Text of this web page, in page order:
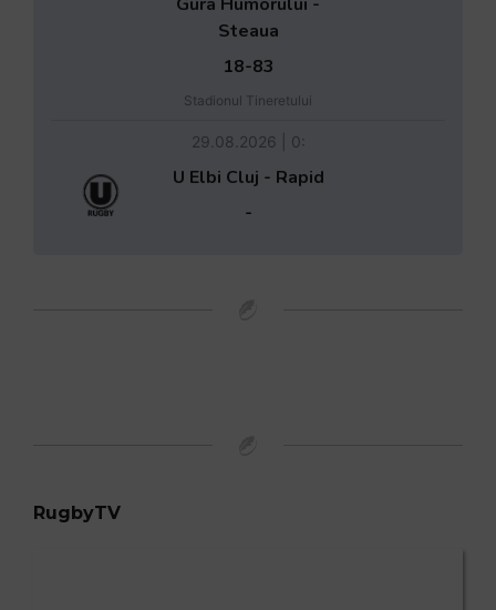
Steaua
18-83
Stadionul Tineretului
29.08.2026 | 0:
U Elbi Cluj - Rapid
-
RugbyTV